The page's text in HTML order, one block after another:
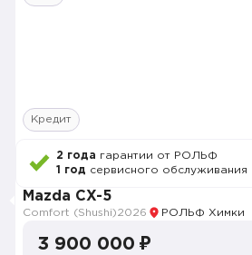
Кредит
2 года гарантии от РОЛЬФ
1 год сервисного обслуживания
Mazda CX-5
Comfort (Shushi)2026 РОЛЬФ Химки
3 900 000 ₽